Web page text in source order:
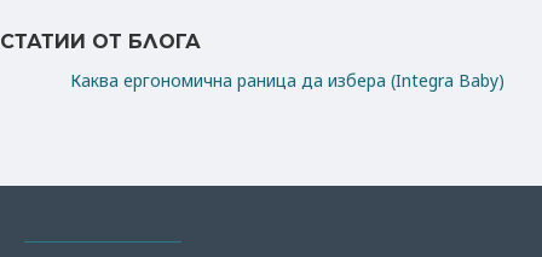
СТАТИИ ОТ БЛОГА
Каква ергономична раница да избера (Integra Baby)